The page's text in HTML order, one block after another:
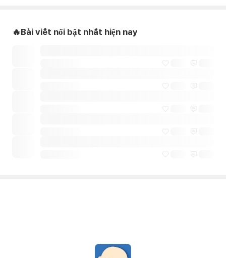
🔥Bài viết nổi bật nhất hiện nay